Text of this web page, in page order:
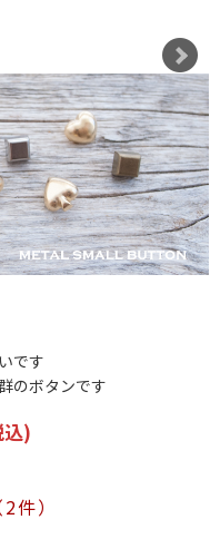
です
のボタンです
込)
件）